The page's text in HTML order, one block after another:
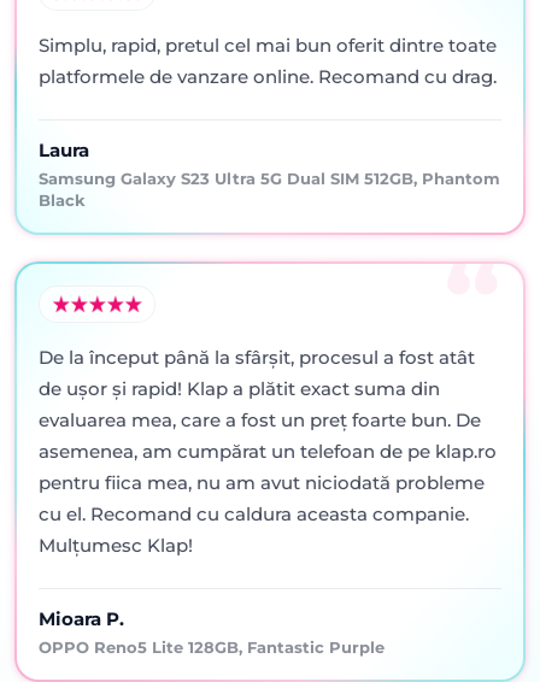
Simplu, rapid, pretul cel mai bun oferit dintre toate
platformele de vanzare online. Recomand cu drag.
Laura
Samsung Galaxy S23 Ultra 5G Dual SIM 512GB, Phantom
Black
De la început până la sfârșit, procesul a fost atât
de ușor și rapid! Klap a plătit exact suma din
evaluarea mea, care a fost un preț foarte bun. De
asemenea, am cumpărat un telefoan de pe klap.ro
pentru fiica mea, nu am avut niciodată probleme
cu el. Recomand cu caldura aceasta companie.
Mulțumesc Klap!
Mioara P.
OPPO Reno5 Lite 128GB, Fantastic Purple